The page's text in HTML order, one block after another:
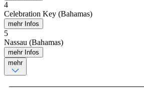
4
Celebration Key (Bahamas)
mehr Infos
5
Nassau (Bahamas)
mehr Infos
mehr